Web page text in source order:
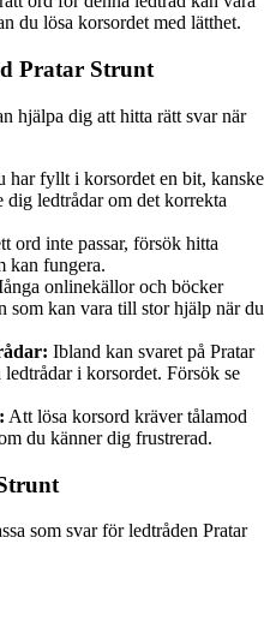
du lösa korsordet med lätthet.
Pratar Strunt
hjälpa dig att hitta rätt svar när
har fyllt i korsordet en bit, kanske
ledtrådar om det korrekta
ord inte passar, försök hitta
kan fungera.
onlinekällor och böcker
som kan vara till stor hjälp när du
Ibland kan svaret på Pratar
i korsordet. Försök se
Att lösa korsord kräver tålamod
du känner dig frustrerad.
som svar för ledtråden Pratar